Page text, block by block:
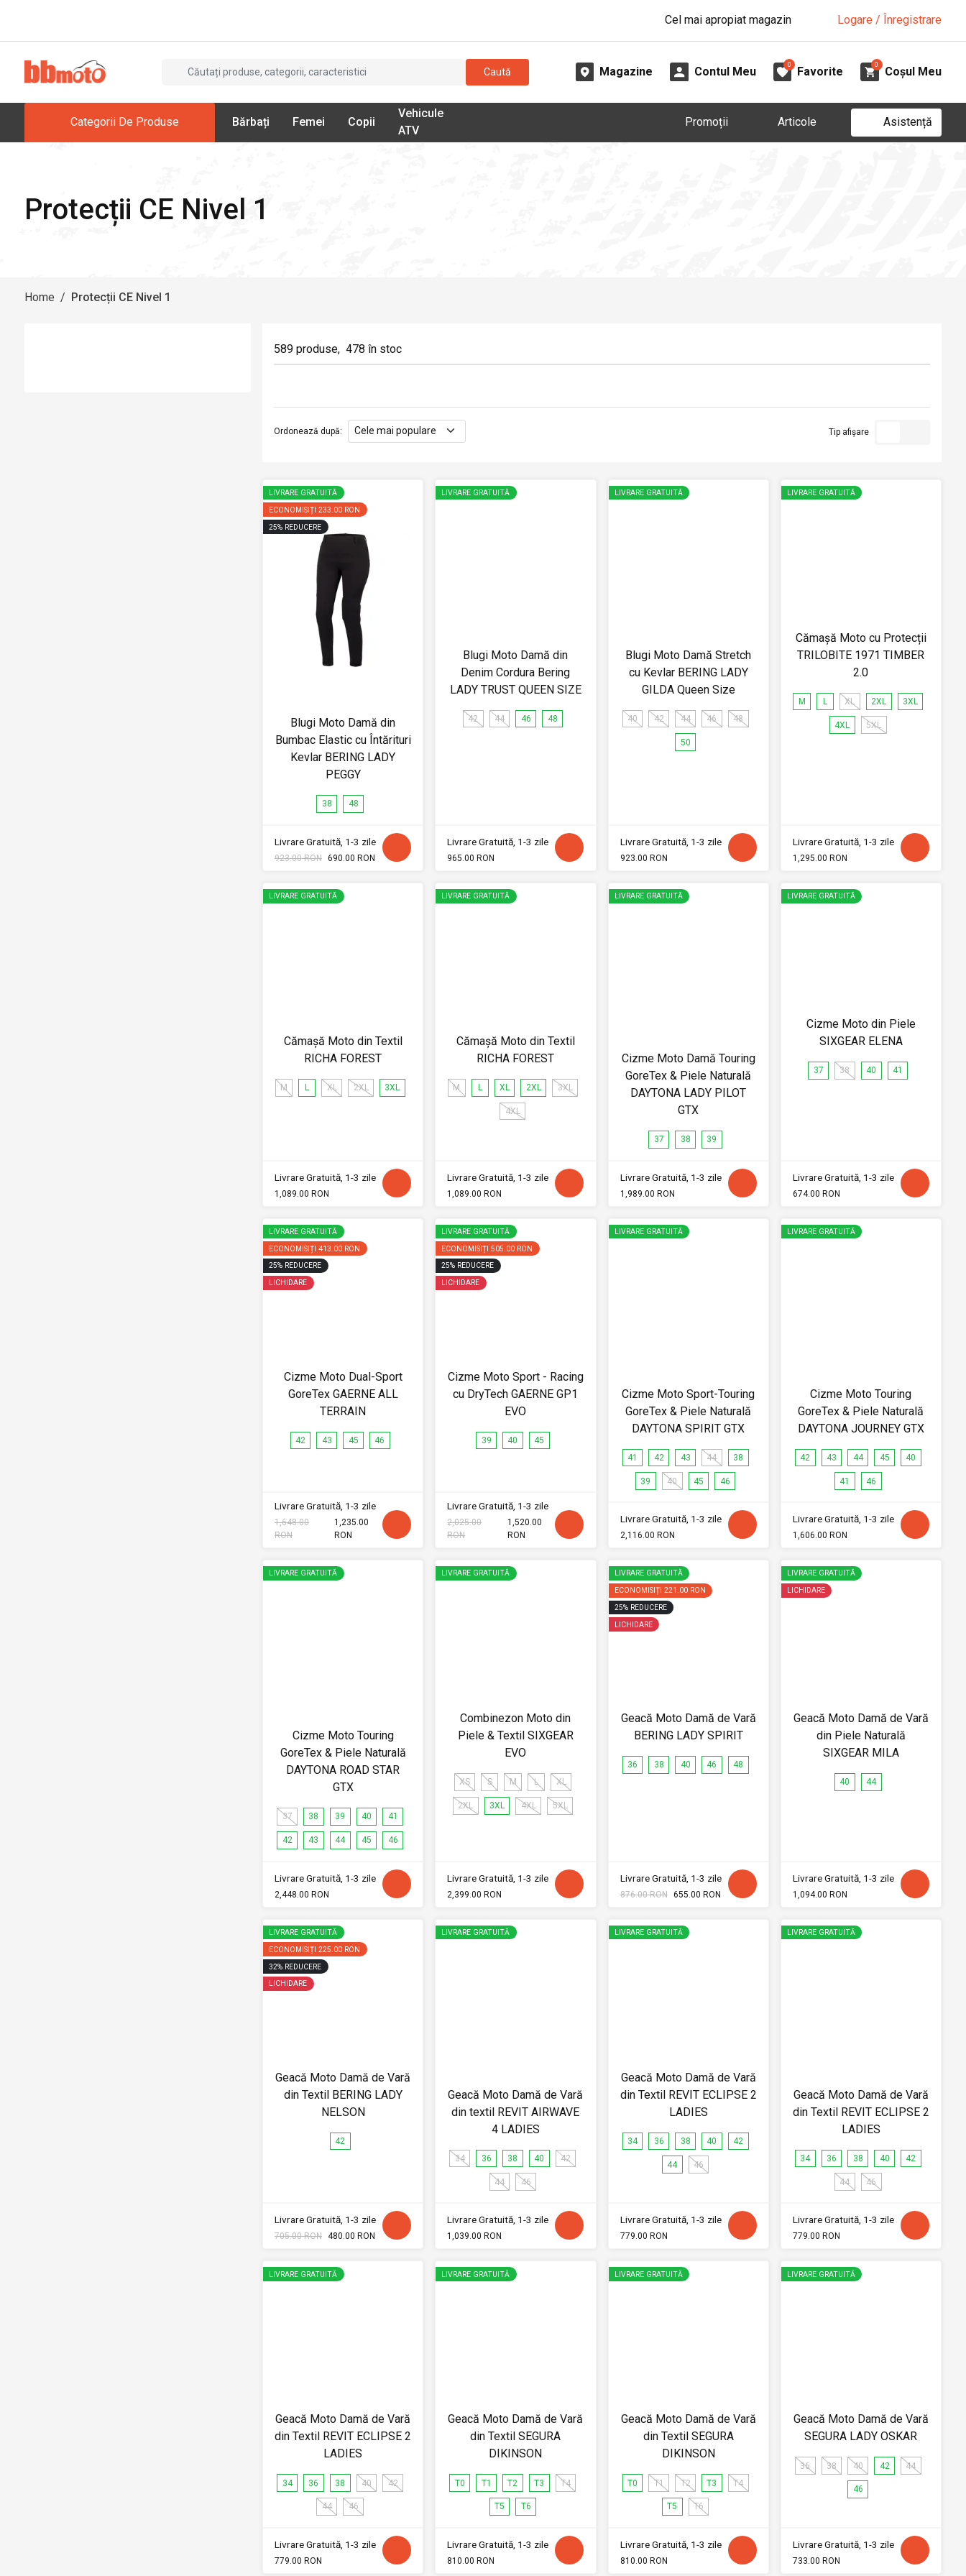
Cel mai apropiat magazin Logare / Înregistrare
Caută Magazine Contul Meu
0
Favorite
0
Coșul Meu
Categorii De Produse Bărbați Femei Copii
Vehicule
ATV
Promoții Articole Asistență
Protecții CE Nivel 1
Home / Protecții CE Nivel 1
589 produse, 478 în stoc
Ordonează după: Tip afișare
LIVRARE GRATUITĂ
ECONOMISIȚI 233.00 RON
25% REDUCERE
Blugi Moto Damă din
Bumbac Elastic cu Întărituri
Kevlar BERING LADY
PEGGY
38 48
Livrare Gratuită, 1-3 zile
923.00 RON 690.00 RON
LIVRARE GRATUITĂ
Blugi Moto Damă din
Denim Cordura Bering
LADY TRUST QUEEN SIZE
42 44 46 48
Livrare Gratuită, 1-3 zile
965.00 RON
LIVRARE GRATUITĂ
Blugi Moto Damă Stretch
cu Kevlar BERING LADY
GILDA Queen Size
40 42 44 46 48
50
Livrare Gratuită, 1-3 zile
923.00 RON
LIVRARE GRATUITĂ
Cămașă Moto cu Protecții
TRILOBITE 1971 TIMBER
2.0
M L XL 2XL 3XL
4XL 5XL
Livrare Gratuită, 1-3 zile
1,295.00 RON
LIVRARE GRATUITĂ
Cămașă Moto din Textil
RICHA FOREST
M L XL 2XL 3XL
Livrare Gratuită, 1-3 zile
1,089.00 RON
LIVRARE GRATUITĂ
Cămașă Moto din Textil
RICHA FOREST
M L XL 2XL 3XL
4XL
Livrare Gratuită, 1-3 zile
1,089.00 RON
LIVRARE GRATUITĂ
Cizme Moto Damă Touring
GoreTex & Piele Naturală
DAYTONA LADY PILOT
GTX
37 38 39
Livrare Gratuită, 1-3 zile
1,989.00 RON
LIVRARE GRATUITĂ
Cizme Moto din Piele
SIXGEAR ELENA
37 38 40 41
Livrare Gratuită, 1-3 zile
674.00 RON
LIVRARE GRATUITĂ
ECONOMISIȚI 413.00 RON
25% REDUCERE
LICHIDARE
Cizme Moto Dual-Sport
GoreTex GAERNE ALL
TERRAIN
42 43 45 46
Livrare Gratuită, 1-3 zile
1,648.00
RON
1,235.00
RON
LIVRARE GRATUITĂ
ECONOMISIȚI 505.00 RON
25% REDUCERE
LICHIDARE
Cizme Moto Sport - Racing
cu DryTech GAERNE GP1
EVO
39 40 45
Livrare Gratuită, 1-3 zile
2,025.00
RON
1,520.00
RON
LIVRARE GRATUITĂ
Cizme Moto Sport-Touring
GoreTex & Piele Naturală
DAYTONA SPIRIT GTX
41 42 43 44 38
39 40 45 46
Livrare Gratuită, 1-3 zile
2,116.00 RON
LIVRARE GRATUITĂ
Cizme Moto Touring
GoreTex & Piele Naturală
DAYTONA JOURNEY GTX
42 43 44 45 40
41 46
Livrare Gratuită, 1-3 zile
1,606.00 RON
LIVRARE GRATUITĂ
Cizme Moto Touring
GoreTex & Piele Naturală
DAYTONA ROAD STAR
GTX
37 38 39 40 41
42 43 44 45 46
Livrare Gratuită, 1-3 zile
2,448.00 RON
LIVRARE GRATUITĂ
Combinezon Moto din
Piele & Textil SIXGEAR
EVO
XS S M L XL
2XL 3XL 4XL 5XL
Livrare Gratuită, 1-3 zile
2,399.00 RON
LIVRARE GRATUITĂ
ECONOMISIȚI 221.00 RON
25% REDUCERE
LICHIDARE
Geacă Moto Damă de Vară
BERING LADY SPIRIT
36 38 40 46 48
Livrare Gratuită, 1-3 zile
876.00 RON 655.00 RON
LIVRARE GRATUITĂ
LICHIDARE
Geacă Moto Damă de Vară
din Piele Naturală
SIXGEAR MILA
40 44
Livrare Gratuită, 1-3 zile
1,094.00 RON
LIVRARE GRATUITĂ
ECONOMISIȚI 225.00 RON
32% REDUCERE
LICHIDARE
Geacă Moto Damă de Vară
din Textil BERING LADY
NELSON
42
Livrare Gratuită, 1-3 zile
705.00 RON 480.00 RON
LIVRARE GRATUITĂ
Geacă Moto Damă de Vară
din textil REVIT AIRWAVE
4 LADIES
34 36 38 40 42
44 46
Livrare Gratuită, 1-3 zile
1,039.00 RON
LIVRARE GRATUITĂ
Geacă Moto Damă de Vară
din Textil REVIT ECLIPSE 2
LADIES
34 36 38 40 42
44 46
Livrare Gratuită, 1-3 zile
779.00 RON
LIVRARE GRATUITĂ
Geacă Moto Damă de Vară
din Textil REVIT ECLIPSE 2
LADIES
34 36 38 40 42
44 46
Livrare Gratuită, 1-3 zile
779.00 RON
LIVRARE GRATUITĂ
Geacă Moto Damă de Vară
din Textil REVIT ECLIPSE 2
LADIES
34 36 38 40 42
44 46
Livrare Gratuită, 1-3 zile
779.00 RON
LIVRARE GRATUITĂ
Geacă Moto Damă de Vară
din Textil SEGURA
DIKINSON
T0 T1 T2 T3 T4
T5 T6
Livrare Gratuită, 1-3 zile
810.00 RON
LIVRARE GRATUITĂ
Geacă Moto Damă de Vară
din Textil SEGURA
DIKINSON
T0 T1 T2 T3 T4
T5 T6
Livrare Gratuită, 1-3 zile
810.00 RON
LIVRARE GRATUITĂ
Geacă Moto Damă de Vară
SEGURA LADY OSKAR
36 38 40 42 44
46
Livrare Gratuită, 1-3 zile
733.00 RON